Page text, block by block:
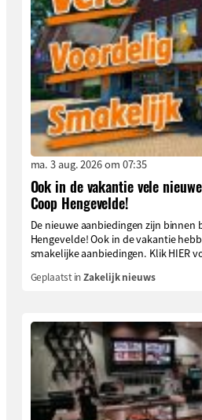
ma. 3 aug. 2026 om 07:35
Ook in de vakantie vele
Coop Hengevelde!
De nieuwe aanbiedingen zijn binnen
Hengevelde! Ook in de vakantie
smakelijke aanbiedingen. Klik HIER
Geplaatst inZakelijk nieuws